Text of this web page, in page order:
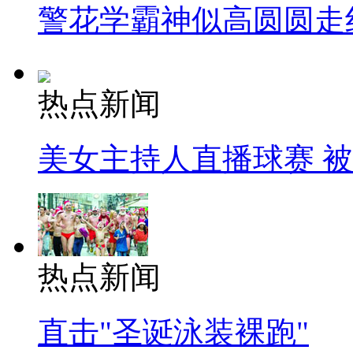
警花学霸神似高圆圆走
热点新闻
美女主持人直播球赛
热点新闻
直击"圣诞泳装裸跑"